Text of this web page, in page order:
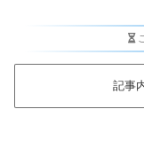
記事